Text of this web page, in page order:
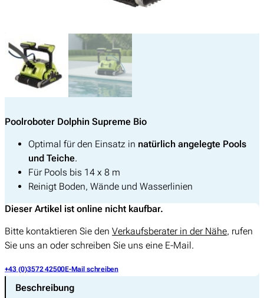
Poolroboter Dolphin Supreme Bio
Optimal für den Einsatz in natürlich angelegte Pools
und Teiche.
Für Pools bis 14 x 8 m
Reinigt Boden, Wände und Wasserlinien
Dieser Artikel ist online nicht kaufbar.
Bitte kontaktieren Sie den Verkaufsberater in der Nähe, rufen
Sie uns an oder schreiben Sie uns eine E-Mail.
+43 (0)3572 42500E-Mail schreiben
Beschreibung